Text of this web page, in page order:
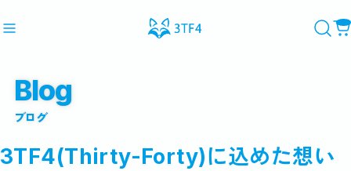
Recommend
#3TF4 #テニス #テニスウェア #デニスグッズ
Blog
ブログ
3TF4(Thirty-Forty)に込めた想い